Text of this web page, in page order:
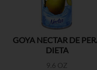
GOYA NECTAR DE
DIETA
9.6 OZ